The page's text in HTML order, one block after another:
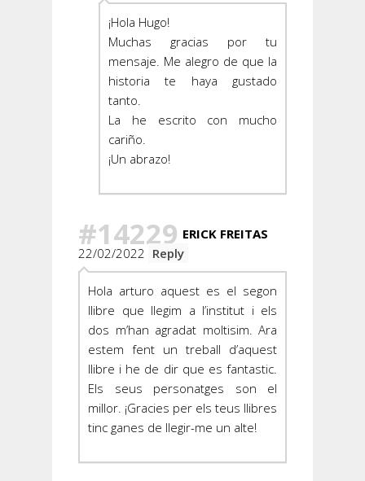
¡Hola Hugo!
Muchas gracias por tu
mensaje. Me alegro de que la
historia te haya gustado
tanto.
La he escrito con mucho
cariño.
¡Un abrazo!
#14229 ERICK FREITAS
22/02/2022 Reply
Hola arturo aquest es el segon
llibre que llegim a l’institut i els
dos m’han agradat moltisim. Ara
estem fent un treball d’aquest
llibre i he de dir que es fantastic.
Els seus personatges son el
millor. ¡Gracies per els teus llibres
tinc ganes de llegir-me un alte!